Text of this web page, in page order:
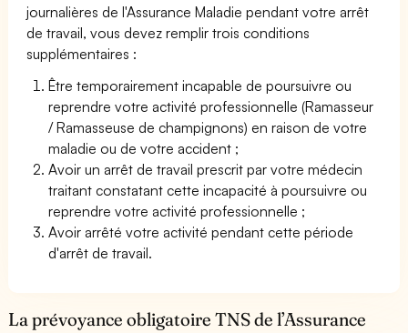
journalières de l'Assurance Maladie pendant votre arrêt
de travail, vous devez remplir trois conditions
supplémentaires :
Être temporairement incapable de poursuivre ou
reprendre votre activité professionnelle (Ramasseur
/ Ramasseuse de champignons) en raison de votre
maladie ou de votre accident ;
Avoir un arrêt de travail prescrit par votre médecin
traitant constatant cette incapacité à poursuivre ou
reprendre votre activité professionnelle ;
Avoir arrêté votre activité pendant cette période
d'arrêt de travail.
La prévoyance obligatoire TNS de l’Assurance